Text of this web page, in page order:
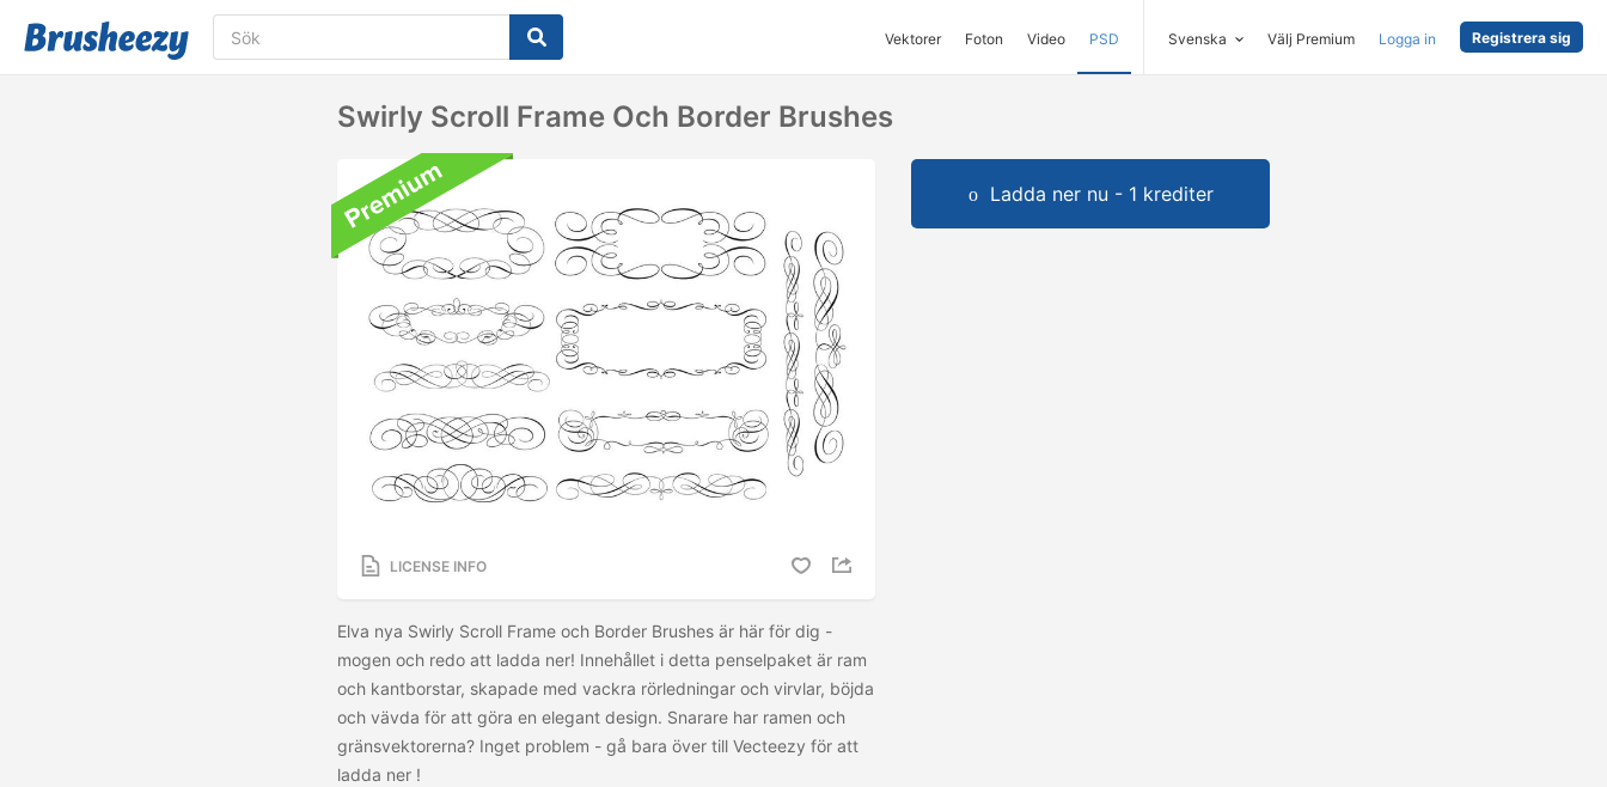
Vektorer Foton Video PSD Svenska Välj Premium Logga in Registrera sig
Swirly Scroll Frame Och Border Brushes
LICENSE INFO
Elva nya Swirly Scroll Frame och Border Brushes är här för dig -
mogen och redo att ladda ner! Innehållet i detta penselpaket är ram
och kantborstar, skapade med vackra rörledningar och virvlar, böjda
och vävda för att göra en elegant design. Snarare har ramen och
gränsvektorerna? Inget problem - gå bara över till Vecteezy för att
ladda ner !
Ladda ner nu - 1 krediter